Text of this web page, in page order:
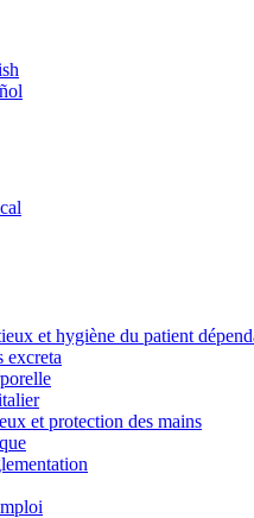
et hygiène du patient
excreta
et protection des mains